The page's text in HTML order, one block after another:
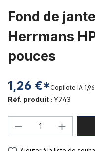
Fond de
Herrmans
pouces
1,26 €* Copilote IA
Réf. produit : Y743
Quantité de